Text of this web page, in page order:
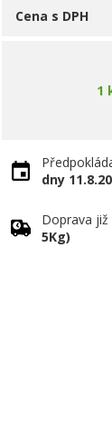
Cena s DPH
1
dny
Doprava již
5Kg)